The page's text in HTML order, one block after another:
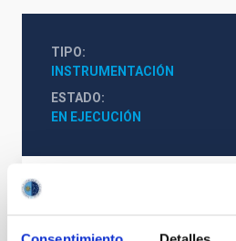
TIPO
INSTRUMENTACIÓN
ESTADO
EN EJECUCIÓN